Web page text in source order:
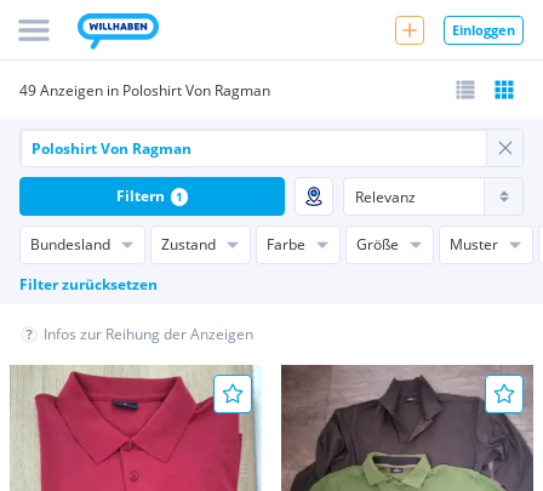
Einloggen
49 Anzeigen in Poloshirt Von Ragman
Bundesland Zustand Farbe Größe
Muster
Filter zurücksetzen
Filtern 1
Infos zur Reihung der Anzeigen